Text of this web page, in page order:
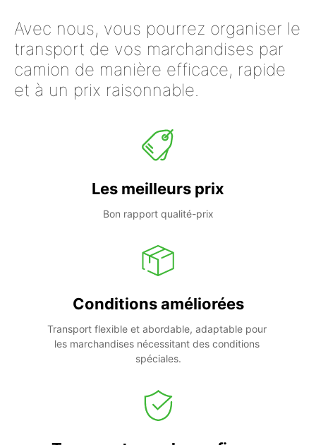
Avec nous, vous pourrez organiser le
transport de vos marchandises par
camion de manière efficace, rapide
et à un prix raisonnable.
Les meilleurs prix
Bon rapport qualité-prix
Conditions améliorées
Transport flexible et abordable, adaptable pour
les marchandises nécessitant des conditions
spéciales.